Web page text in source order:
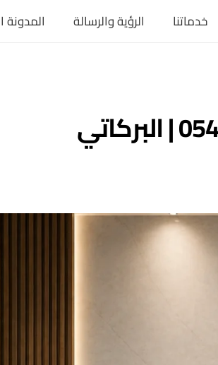
خدماتنا الرؤية والرسالة المدونة
محامي جنائي في الطائف | 0545490035 | البركاتي